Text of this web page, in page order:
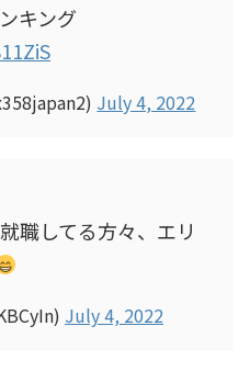
キング
July 4, 2022
就職してる方々、エリ
July 4, 2022